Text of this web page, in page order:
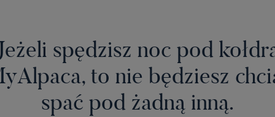
spędzisz noc pod
to nie będziesz
spać pod żadną inną.